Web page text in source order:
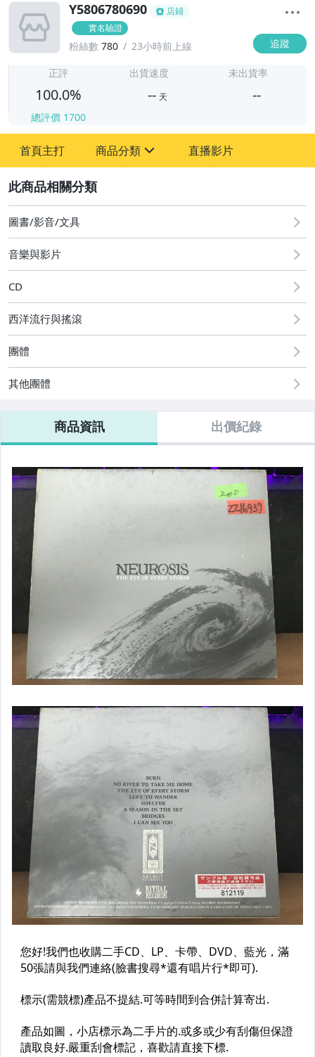
Y5806780690
店鋪
實名驗證
粉絲數 780 23小時前上線 追蹤
正評
100.0%
總評價 1700
出貨速度
-- 天
未出貨率
--
首頁主打 商品分類
其它
直播影片
圖書/影音/文具
音樂與影片
CD
西洋流行與搖滾
團體
其他團體
商品資訊 出價紀錄